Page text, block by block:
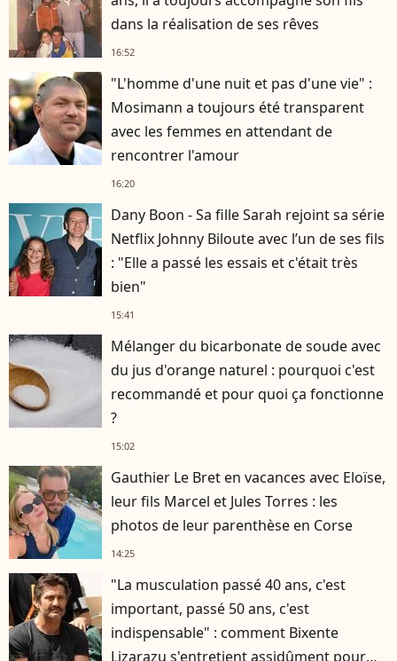
dans la réalisation de ses rêves
16:52
"L'homme d'une nuit et pas d'une vie" :
Mosimann a toujours été transparent
avec les femmes en attendant de
rencontrer l'amour
16:20
Dany Boon - Sa fille Sarah rejoint sa série
Netflix Johnny Biloute avec l’un de ses fils
: "Elle a passé les essais et c'était très
bien"
15:41
Mélanger du bicarbonate de soude avec
du jus d'orange naturel : pourquoi c'est
recommandé et pour quoi ça fonctionne
?
15:02
Gauthier Le Bret en vacances avec Eloïse,
leur fils Marcel et Jules Torres : les
photos de leur parenthèse en Corse
14:25
"La musculation passé 40 ans, c'est
important, passé 50 ans, c'est
indispensable" : comment Bixente
Lizarazu s'entretient assidûment pour